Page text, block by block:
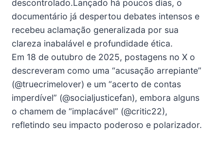
descontrolado.Lançado há poucos dias, o
documentário já despertou debates intensos e
recebeu aclamação generalizada por sua
clareza inabalável e profundidade ética.
Em 18 de outubro de 2025, postagens no X o
descreveram como uma “acusação arrepiante”
(@truecrimelover) e um “acerto de contas
imperdível” (@socialjusticefan), embora alguns
o chamem de “implacável” (@critic22),
refletindo seu impacto poderoso e polarizador.